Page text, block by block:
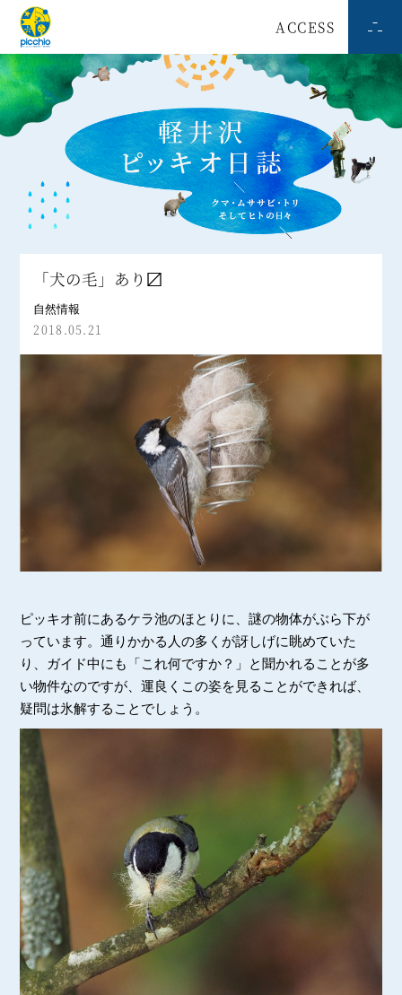
ACCESS
「犬の毛」あり〼
自然情報
2018.05.21
ピッキオ前にあるケラ池のほとりに、謎の物体がぶら下が
っています。通りかかる人の多くが訝しげに眺めていた
り、ガイド中にも「これ何ですか？」と聞かれることが多
い物件なのですが、運良くこの姿を見ることができれば、
疑問は氷解することでしょう。